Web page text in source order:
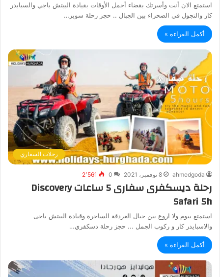
استمتع الان أنت وأسرتك بقضاء أجمل الأوقات بقيادة البيتش باجي والسبايدر
كار والتجول في الصحراء بين الجبال .. حجز رحلة سوبر…
أكمل القراءة »
رحلات السفاري
ahmedgoda 8 نوفمبر، 2021 0 2٬561
رحلة ديسكفرى سفارى 5 ساعات Discovery
Safari 5h
استمتع بيوم ولا اروع بين جبال الغردقة الساحرة وقيادة البيتش باجى
والاسبايدر كار و ركوب الجمل ... حجز رحلة دسكفري…
أكمل القراءة »